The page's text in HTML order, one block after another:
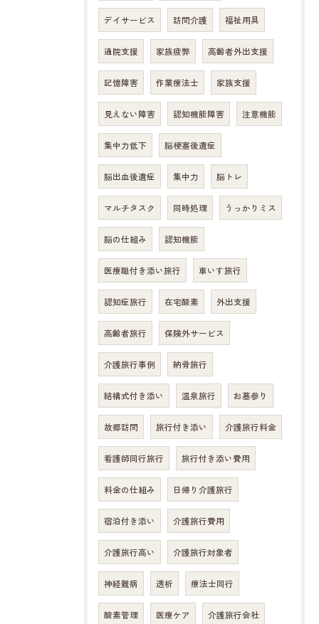
デイサービス 訪問介護 福祉用具
通院支援 家族疲弊 高齢者外出支援
記憶障害 作業療法士 家族支援
見えない障害 認知機能障害 注意機能
集中力低下 脳梗塞後遺症
脳出血後遺症 集中力 脳トレ
マルチタスク 同時処理 うっかりミス
脳の仕組み 認知機能
医療職付き添い旅行 車いす旅行
認知症旅行 在宅酸素 外出支援
高齢者旅行 保険外サービス
介護旅行事例 納骨旅行
結構式付き添い 温泉旅行 お墓参り
故郷訪問 旅行付き添い 介護旅行料金
看護師同行旅行 旅行付き添い費用
料金の仕組み 日帰り介護旅行
宿泊付き添い 介護旅行費用
介護旅行高い 介護旅行対象者
神経難病 透析 療法士同行
酸素管理 医療ケア 介護旅行会社